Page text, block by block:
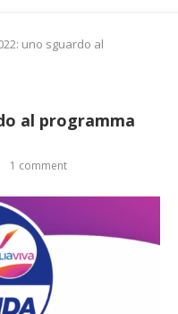
uno sguardo al
al programma
1 comment